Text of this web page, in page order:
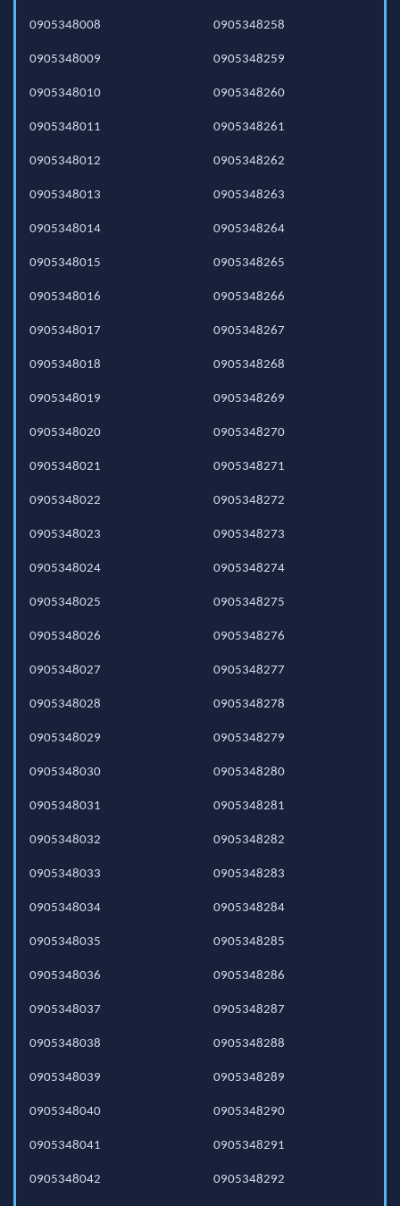
0905348008
0905348009
0905348010
0905348011
0905348012
0905348013
0905348014
0905348015
0905348016
0905348017
0905348018
0905348019
0905348020
0905348021
0905348022
0905348023
0905348024
0905348025
0905348026
0905348027
0905348028
0905348029
0905348030
0905348031
0905348032
0905348033
0905348034
0905348035
0905348036
0905348037
0905348038
0905348039
0905348040
0905348041
0905348042
0905348258
0905348259
0905348260
0905348261
0905348262
0905348263
0905348264
0905348265
0905348266
0905348267
0905348268
0905348269
0905348270
0905348271
0905348272
0905348273
0905348274
0905348275
0905348276
0905348277
0905348278
0905348279
0905348280
0905348281
0905348282
0905348283
0905348284
0905348285
0905348286
0905348287
0905348288
0905348289
0905348290
0905348291
0905348292